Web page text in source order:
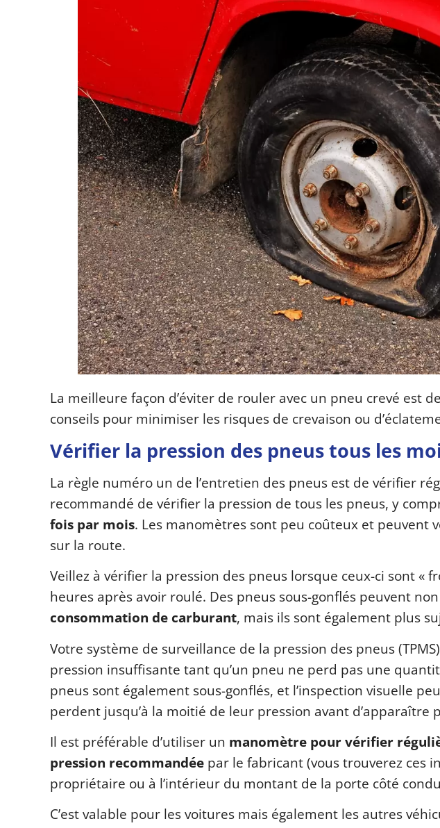
La meilleure façon d’éviter de rouler avec un pneu crevé est
conseils pour minimiser les risques de crevaison ou
Vérifier la pression des pneus tous les
La règle numéro un de l’entretien des pneus est de vérifier
recommandé de vérifier la pression de tous les pneus, y
fois par mois. Les manomètres sont peu coûteux et peuvent
sur la route.
Veillez à vérifier la pression des pneus lorsque ceux-ci sont «
heures après avoir roulé. Des pneus sous-gonflés peuvent
consommation de carburant, mais ils sont également plus
Votre système de surveillance de la pression des pneus
pression insuffisante tant qu’un pneu ne perd pas une
pneus sont également sous-gonflés, et l’inspection visuelle
perdent jusqu’à la moitié de leur pression avant d’apparaître
Il est préférable d’utiliser un manomètre pour vérifier
pression recommandée par le fabricant (vous trouverez ces
propriétaire ou à l’intérieur du montant de la porte côté
C’est valable pour les voitures mais également les autres